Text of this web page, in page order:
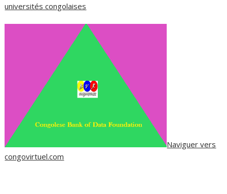
universités congolaises
Naviguer vers
congovirtuel.com